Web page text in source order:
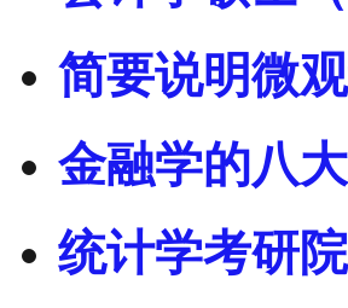
简要说明微
金融学的八
统计学考研